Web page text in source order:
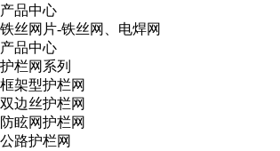
产品中心
铁丝网片-铁丝网、电焊网
产品中心
护栏网系列
框架型护栏网
双边丝护栏网
防眩网护栏网
公路护栏网